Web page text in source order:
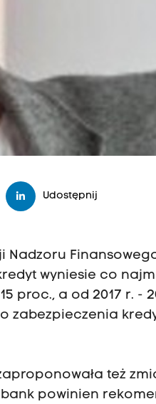
Udostępnij
Nadzoru
wyniesie co
proc., a od 2017 r. -
zabezpieczenia
też
powinien